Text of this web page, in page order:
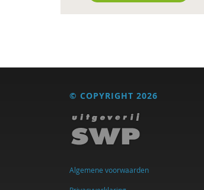
Edo (E.H.) Nieweg
Dr. Abdelilah Ljamai (UVH)
Tineke Abma
Frank Adloff
© COPYRIGHT 2026
Algemene voorwaarden